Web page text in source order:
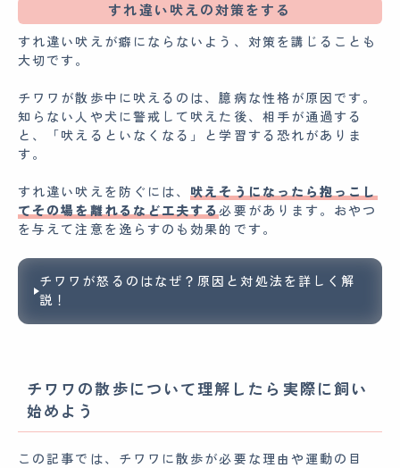
すれ違い吠えの対策をする
すれ違い吠えが癖にならないよう、対策を講じることも
大切です。
チワワが散歩中に吠えるのは、臆病な性格が原因です。
知らない人や犬に警戒して吠えた後、相手が通過する
と、「吠えるといなくなる」と学習する恐れがありま
す。
すれ違い吠えを防ぐには、吠えそうになったら抱っこし
てその場を離れるなど工夫する必要があります。おやつ
を与えて注意を逸らすのも効果的です。
チワワが怒るのはなぜ？原因と対処法を詳しく解
説！
チワワの散歩について理解したら実際に飼い
始めよう
この記事では、チワワに散歩が必要な理由や運動の目